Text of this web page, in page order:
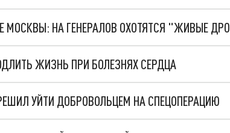
МОСКВЫ: НА ГЕНЕРАЛОВ ОХОТЯТСЯ "ЖИВЫЕ
ЖИЗНЬ ПРИ БОЛЕЗНЯХ СЕРДЦА
УЙТИ ДОБРОВОЛЬЦЕМ НА СПЕЦОПЕРАЦИЮ